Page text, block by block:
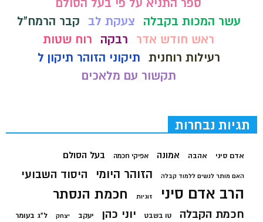
ספר התניא על פי בעל הסולם
עשר המכות בקבלה
צעקת לב
קבר הרמח"ל
ראש חודש אדר
רבקה
רוח שטות
רעילות רוחנית תיקוני הזוהר תיקון ל
תקשור עם מלאכים
תגיות נבחרות
אדם סיני אהבה אמונה אפיקי חכמה בעל הסולם
האם מותר לנשים ללמוד קבלה הזוהר היומי היסוד השבועי
הרב אדם סיני זוגיות חכמת הנסתר
חכמת הקבלה טו בשבט יוני כהן יעקב יצחק ל"ג בעומר